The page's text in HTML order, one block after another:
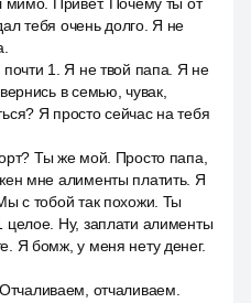
тебя очень долго. Я не
1. Я не твой папа. Я не
в семью, чувак,
Я просто сейчас на тебя
Ты же мой. Просто папа,
мне алименты платить. Я
с тобой так похожи. Ты
Ну, заплати алименты
Я бомж, у меня нету денег.
отчаливаем.